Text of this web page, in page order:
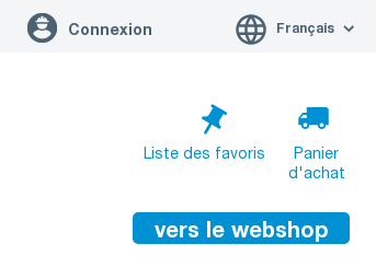
Connexion Français
Liste des favoris
Panier
d'achat
vers le webshop